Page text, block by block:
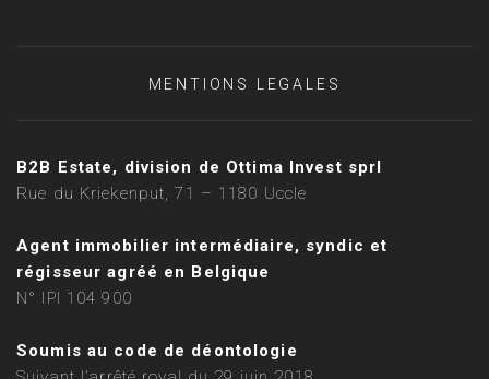
MENTIONS LEGALES
B2B Estate, division de Ottima Invest sprl
Rue du Kriekenput, 71 – 1180 Uccle
Agent immobilier intermédiaire, syndic et
régisseur agréé en Belgique
N° IPI 104 900
Soumis au code de déontologie